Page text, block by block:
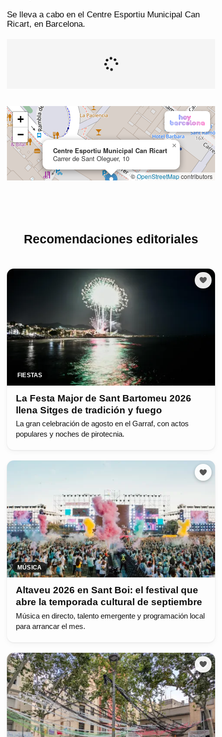
Se lleva a cabo en el Centre Esportiu Municipal Can
Ricart, en Barcelona.
Recomendaciones editoriales
FIESTAS
La Festa Major de Sant Bartomeu 2026
llena Sitges de tradición y fuego
La gran celebración de agosto en el Garraf, con actos
populares y noches de pirotecnia.
MÚSICA
Altaveu 2026 en Sant Boi: el festival que
abre la temporada cultural de septiembre
Música en directo, talento emergente y programación local
para arrancar el mes.